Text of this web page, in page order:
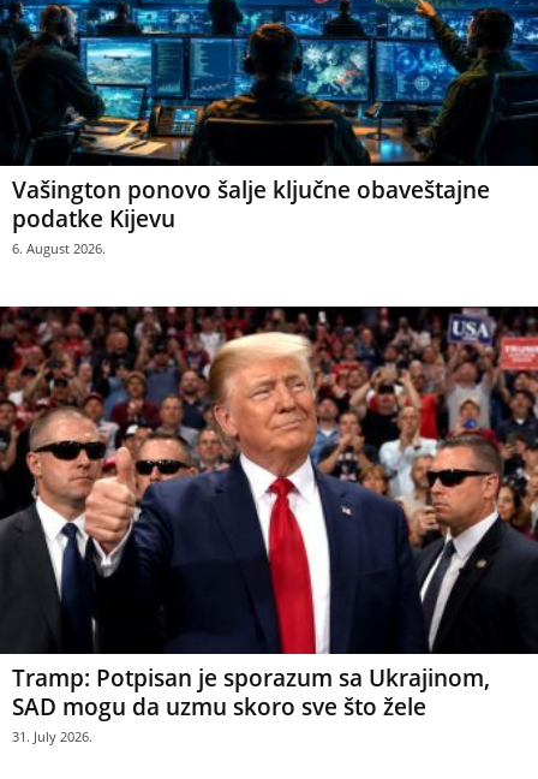
Vašington ponovo šalje ključne obaveštajne
podatke Kijevu
6. August 2026.
Tramp: Potpisan je sporazum sa Ukrajinom,
SAD mogu da uzmu skoro sve što žele
31. July 2026.